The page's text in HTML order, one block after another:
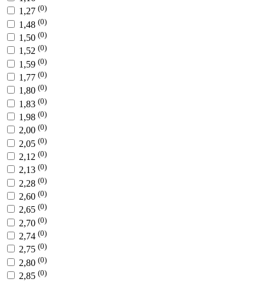
1,27 (0)
1,48 (0)
1,50 (0)
1,52 (0)
1,59 (0)
1,77 (0)
1,80 (0)
1,83 (0)
1,98 (0)
2,00 (0)
2,05 (0)
2,12 (0)
2,13 (0)
2,28 (0)
2,60 (0)
2,65 (0)
2,70 (0)
2,74 (0)
2,75 (0)
2,80 (0)
2,85 (0)